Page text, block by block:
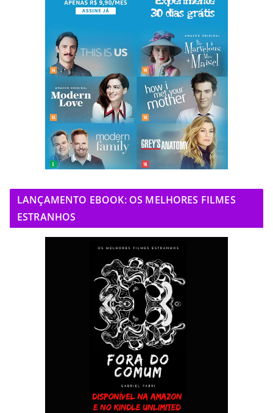
LANÇAMENTO EBOOK: OS MELHORES FILMES
ESTRANHOS